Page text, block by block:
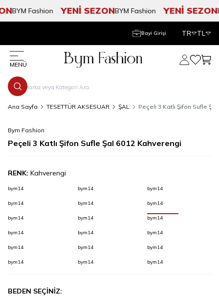
BYM Fashion YENİ SEZONBYM Fashion YENİ SEZON
Bayi Girişi TR TL
MENÜ
Hesabım
Ana Sayfa TESETTÜR AKSESUAR ŞAL Peçeli 3 Katlı Şifon Sufle
Bym Fashion
Peçeli 3 Katlı Şifon Sufle Şal 6012 Kahverengi
RENK: Kahverengi
bym14 bym14 bym14
bym14 bym14 bym14
bym14 bym14 bym14
bym14 bym14 bym14
bym14 bym14 bym14
bym14 bym14 bym14
BEDEN SEÇİNİZ: